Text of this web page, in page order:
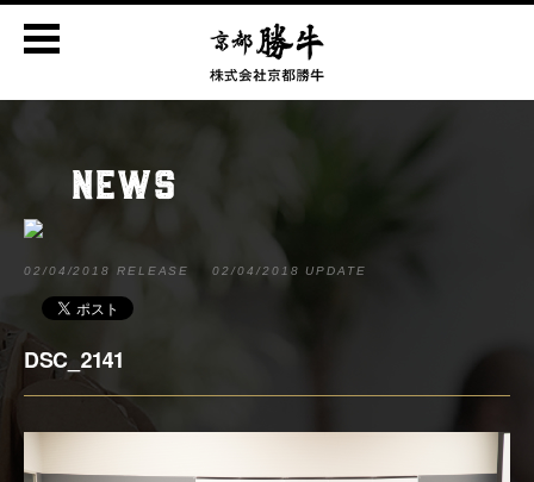
NEWS
02/04/2018 RELEASE 02/04/2018 UPDATE
DSC_2141